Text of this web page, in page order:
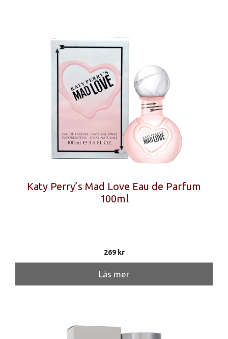
Katy Perry’s Mad Love Eau de Parfum
100ml
269kr
Läs mer